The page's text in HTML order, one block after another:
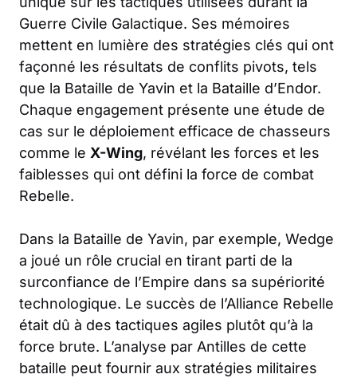
Guerre Civile Galactique. Ses mémoires
mettent en lumière des stratégies clés qui ont
façonné les résultats de conflits pivots, tels
que la Bataille de Yavin et la Bataille d’Endor.
Chaque engagement présente une étude de
cas sur le déploiement efficace de chasseurs
comme le X-Wing, révélant les forces et les
faiblesses qui ont défini la force de combat
Rebelle.
Dans la Bataille de Yavin, par exemple, Wedge
a joué un rôle crucial en tirant parti de la
surconfiance de l’Empire dans sa supériorité
technologique. Le succès de l’Alliance Rebelle
était dû à des tactiques agiles plutôt qu’à la
force brute. L’analyse par Antilles de cette
bataille peut fournir aux stratégies militaires